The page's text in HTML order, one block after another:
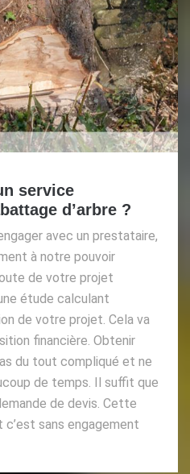
service
d’arbre ?
avec un prestataire,
à notre pouvoir
de votre projet
étude calculant
de votre projet. Cela va
financière. Obtenir
du tout compliqué et ne
de temps. Il suffit que
de devis. Cette
sans engagement